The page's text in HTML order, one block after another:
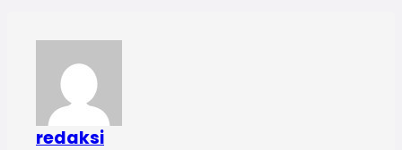
redaksi